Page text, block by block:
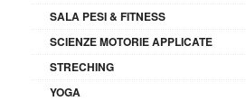
SALA PESI & FITNESS
SCIENZE MOTORIE APPLICATE
STRECHING
YOGA